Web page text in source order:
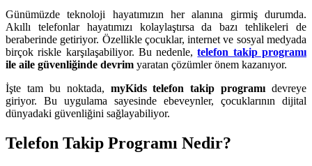
Günümüzde teknoloji hayatımızın her alanına girmiş durumda.
Akıllı telefonlar hayatımızı kolaylaştırsa da bazı tehlikeleri de
beraberinde getiriyor. Özellikle çocuklar, internet ve sosyal medyada
birçok riskle karşılaşabiliyor. Bu nedenle,telefon takip programı
ile aile güvenliğinde devrim yaratan çözümler önem kazanıyor.
İşte tam bu noktada, myKids telefon takip programı devreye
giriyor. Bu uygulama sayesinde ebeveynler, çocuklarının dijital
dünyadaki güvenliğini sağlayabiliyor.
Telefon Takip Programı Nedir?